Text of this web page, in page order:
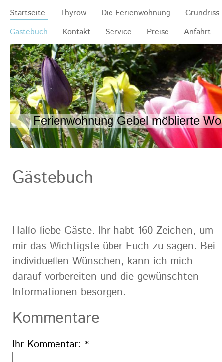
Startseite Thyrow Die Ferienwohnung
Grundriss
Gästebuch
Kontakt Service Preise Anfahrt
Ferienwohnung Gebel möblierte
Gästebuch
Hallo liebe Gäste. Ihr habt 160 Zeichen, um
mir das Wichtigste über Euch zu sagen. Bei
individuellen Wünschen, kann ich mich
darauf vorbereiten und die gewünschten
Informationen besorgen.
Kommentare
Ihr Kommentar: *